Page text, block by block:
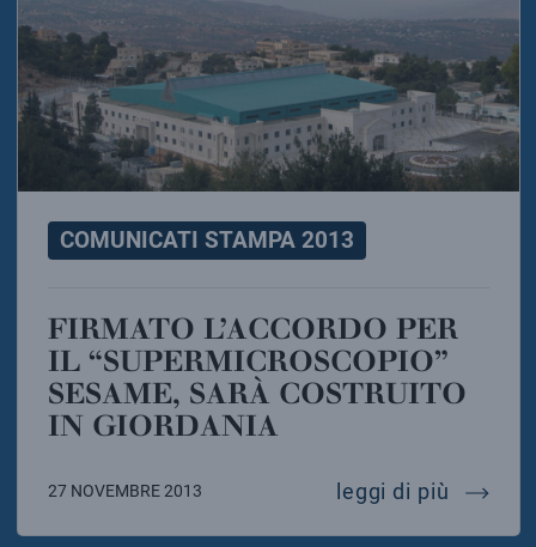
COMUNICATI STAMPA 2013
FIRMATO L’ACCORDO PER
IL “SUPERMICROSCOPIO”
SESAME, SARÀ COSTRUITO
IN GIORDANIA
27 NOVEMBRE 2013 leggi di più